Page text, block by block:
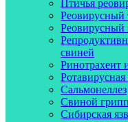
Птичья
Реовирусный
Реовирусный
свиней
Ринотрахеит
Сальмонеллез
Свиной грипп
Сибирская